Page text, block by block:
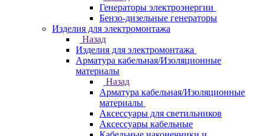
Генераторы электроэнергии
Бензо-дизельные генераторы
Изделия для электромонтажа
Назад
Изделия для электромонтажа
Арматура кабельная/Изоляционные
материалы
Назад
Арматура кабельная/Изоляционные
материалы
Аксессуары для светильников
Аксессуары кабельные